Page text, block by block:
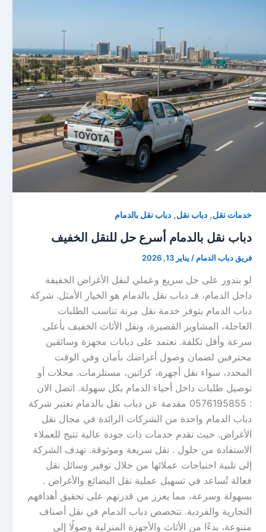
خدمات نقل, دباب نقل, دباب نقل بالدمام
دباب نقل بالدمام أسرع حل للنقل الخفيف
فريق دباب الدمام / يناير 13, 2026
لو بتدور على حل سريع وعملي لنقل الأغراض الخفيفة
داخل الدمام، فـ دباب نقل بالدمام هو الخيار الأمثل. شركة
دباب الدمام بتوفر خدمة نقل مرنة تناسب الطلبات
العاجلة، المشاوير القصيرة، ونقل الأثاث الخفيف بأعلى
سرعة وأقل تكلفة. نعتمد على دبابات مجهزة وسائقين
محترفين لضمان وصول أغراضك بأمان وفي الوقت
المحدد، سواء نقل أجهزة، كراتين، مستلزمات. محلات أو
توصيل طلبات داخل أحياء الدمام بكل سهولة. اتصل الان
: 0576195855 مقدمة عن دباب نقل بالدمام تعتبر شركة
دباب الدمام واحدة من الشركات الرائدة في مجال نقل
الأغراض. حيث تقدم خدمات ذات جودة عالية تتيح للعملاء
الاستفادة من حلول . نقل سريعة وموثوقة. تهدف الشركة
إلى تلبية احتياجات عملائها من خلال توفير وسائل نقل
فعالة تُساعد في تسهيل عملية نقل البضائع والأغراض .
بسهولة وسرعة، مما يعزز من قدرتهم على تحقيق أهدافهم
التجارية والفردية. تتخصص دباب الدمام في نقل أصناف
متنوعة، بدءًا من الأثاث والأجهزة المنزلية وصولًا إلى